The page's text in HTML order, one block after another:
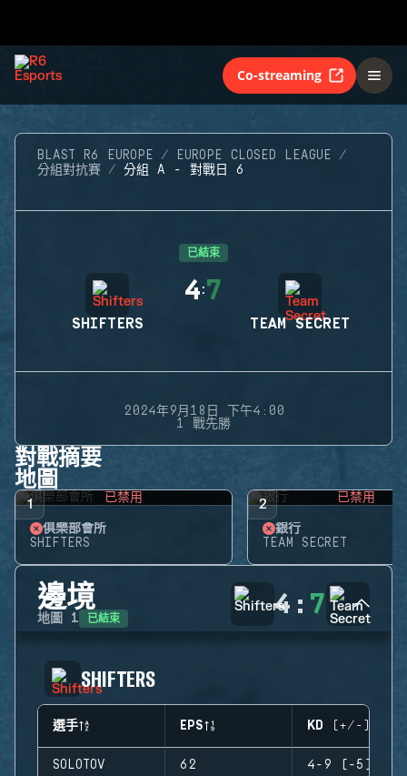
Co-streaming
BLAST R6 EUROPE
EUROPE CLOSED LEAGUE
分組對抗賽
分組 A - 對戰日 6
已結束
SHIFTERS
4:7
TEAM SECRET
2024年9月18日 下午4:00
1 戰先勝
對戰摘要
地圖
1 已禁用
俱樂部會所
SHIFTERS
2 已禁用
銀行
TEAM SECRET
邊境
地圖 1 已結束 4 : 7
SHIFTERS
選手 EPS KD (+/-)
SOLOTOV 62 4-9 (-5)